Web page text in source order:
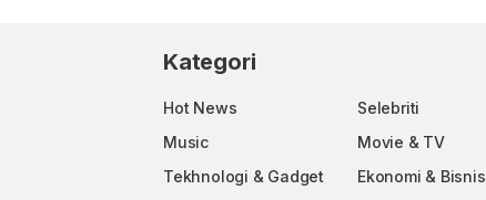
Kategori
Hot News Selebriti
Music
Movie & TV
Tekhnologi & Gadget
Ekonomi & Bisnis